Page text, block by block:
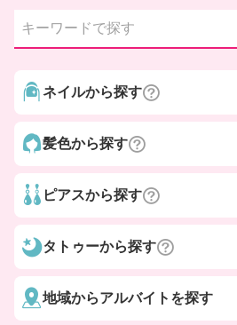
ネイルから探す
髪色から探す
ピアスから探す
タトゥーから探す
地域からアルバイトを探す